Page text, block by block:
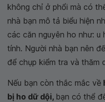
không chỉ ở phổi mà có
nhà bạn mô tả biểu hiện
các căn nguyên ho như: u
tính. Người nhà bạn nên
để chụp kiểm tra và thăm
Nếu bạn còn thắc mắc về
bị ho dữ dội, bạn có thể